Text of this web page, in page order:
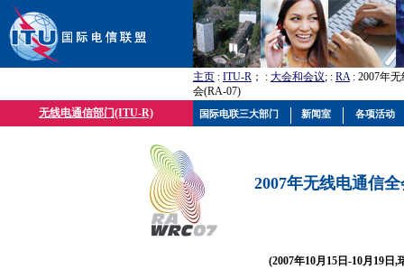
主页 : ITU-R ； : 大会和会议; : RA: 2007年
会(RA-07)
无线电通信部门(ITU-R)
2007年无线电通信
(2007年10月15日-10月19日,
国际电联三大部门 新闻室 各项活动